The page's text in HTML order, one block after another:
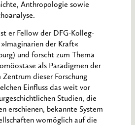
Anthropologie sowie
er Fellow der DFG-Kolleg-
»Imaginarien der Kraft«
und forscht zum Thema
als Paradigmen der
dieser Forschung
Einfluss das weit vor
Studien, die
erschienen, bekannte System
womöglich auf die